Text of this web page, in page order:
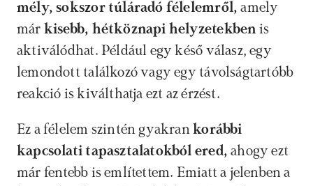
mély, sokszor túláradó félelemről, amely
már kisebb, hétköznapi helyzetekben is
aktiválódhat. Például egy késő válasz, egy
lemondott találkozó vagy egy távolságtartóbb
reakció is kiválthatja ezt az érzést.
Ez a félelem szintén gyakran korábbi
kapcsolati tapasztalatokból ered, ahogy ezt
már fentebb is említettem. Emiatt a jelenben a